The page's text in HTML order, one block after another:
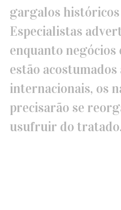
gargalos
Especialistas
enquanto negócios
estão acostumados
internacionais, os
precisarão se
usufruir do